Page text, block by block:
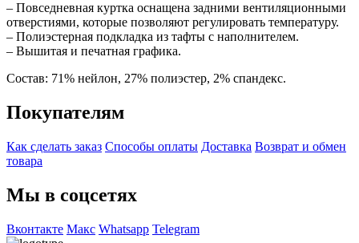
– Повседневная куртка оснащена задними вентиляционными
отверстиями, которые позволяют регулировать температуру.
– Полиэстерная подкладка из тафты с наполнителем.
– Вышитая и печатная графика.
Состав: 71% нейлон, 27% полиэстер, 2% спандекс.
Покупателям
Как сделать заказ Способы оплаты Доставка Возврат и обмен
товара
Мы в соцсетях
Вконтакте Макс Whatsapp Telegram